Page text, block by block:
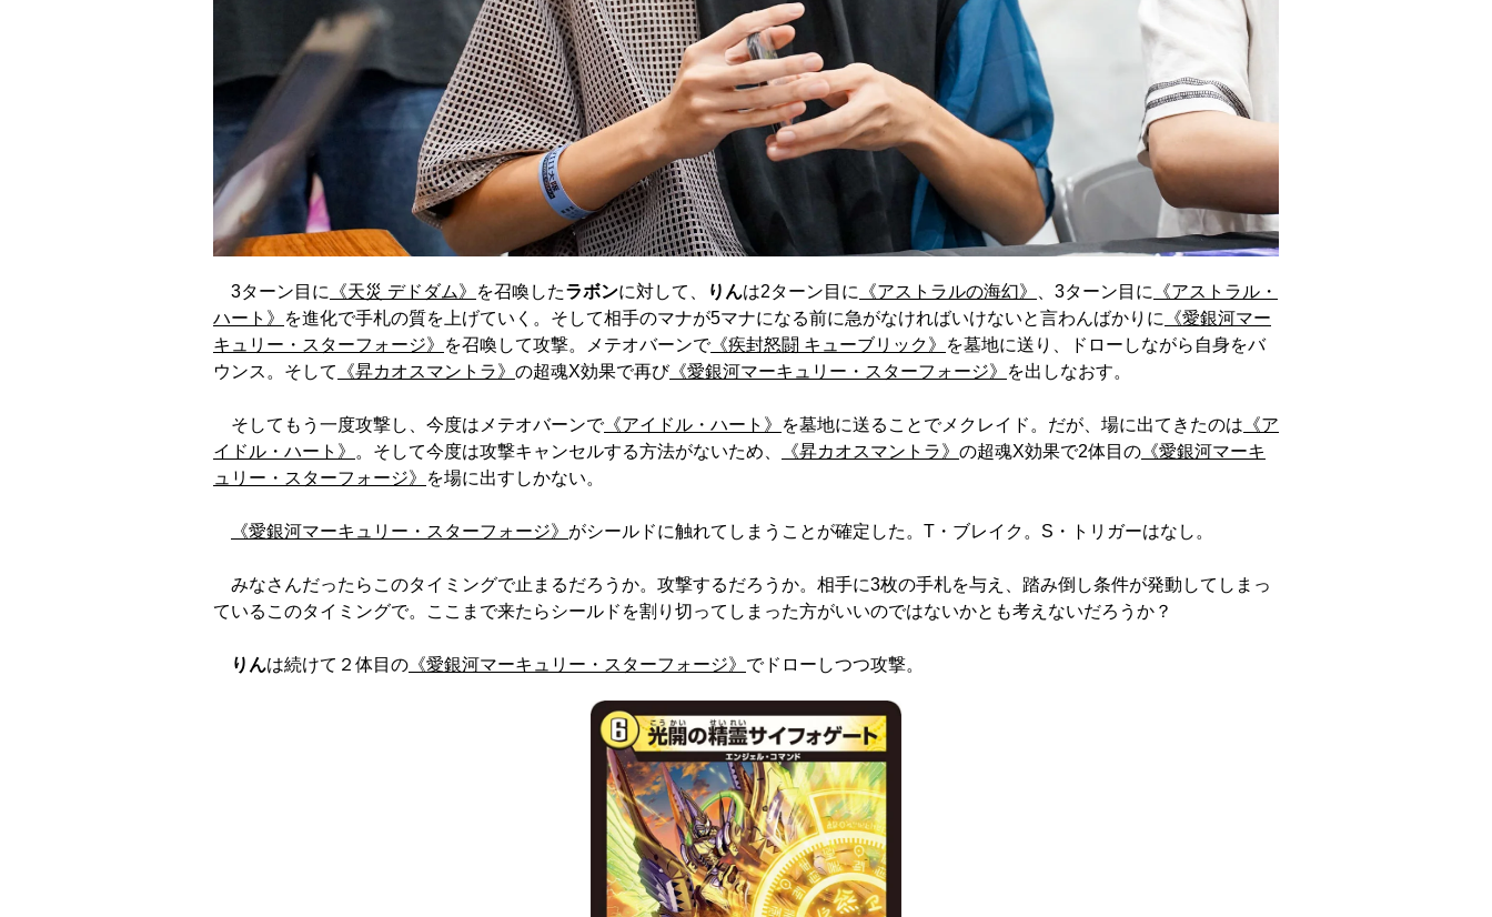
3ターン目に 《天災 デドダム》 を召喚したラボンに対して、 りんは2ターン目に 《アストラルの海幻》 、3ターン目に
《アストラル・
ハート》
を進化で手札の質を上げていく。そして相手のマナが5マナになる前に急がなければいけないと言わんばかりに
《愛銀河マー
キュリー・スターフォージ》
を召喚して攻撃。メテオバーンで《疾封怒闘 キューブリック》
を墓地に送り、ドローしながら自身をバ
ウンス。そして
《昇カオスマントラ》 の超魂X効果で再び《愛銀河マーキュリー・スターフォージ》 を出しなおす。
そしてもう一度攻撃し、今度はメテオバーンで《アイドル・ハート》 を墓地に送ることでメクレイド。だが、場に出てきたのは 《ア
イドル・ハート》
。そして今度は攻撃キャンセルする方法がないため、 《昇カオスマントラ》 の超魂X効果で2体目の 《愛銀河マーキ
ュリー・スターフォージ》
を場に出すしかない。
《愛銀河マーキュリー・スターフォージ》 がシールドに触れてしまうことが確定した。T・ブレイク。S・トリガーはなし。
みなさんだったらこのタイミングで止まるだろうか。攻撃するだろうか。相手に3枚の手札を与え、踏み倒し条件が発動してしまっ
ているこのタイミングで。ここまで来たらシールドを割り切ってしまった方がいいのではないかとも考えないだろうか？
りんは続けて２体目の 《愛銀河マーキュリー・スターフォージ》 でドローしつつ攻撃。